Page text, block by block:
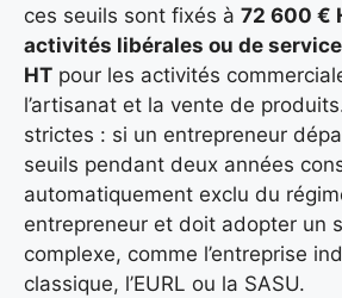
ces seuils sont fixés à 72 600 €
activités libérales ou de
HT pour les activités
l’artisanat et la vente de
strictes : si un entrepreneur
seuils pendant deux années
automatiquement exclu du
entrepreneur et doit adopter un
complexe, comme l’entreprise
classique, l’EURL ou la SASU.